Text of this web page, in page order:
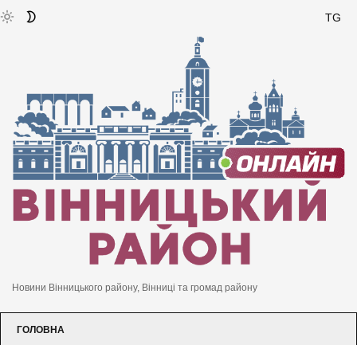
TG
Новини Вінницького району, Вінниці та громад району
ГОЛОВНА